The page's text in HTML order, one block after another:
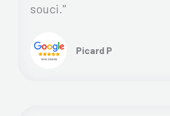
souci."
Picard P